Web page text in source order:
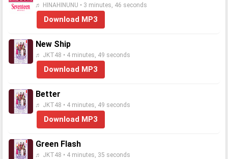
♬ HINAHINUNU • 3 minutes, 46 seconds
Download MP3
New Ship
♬ JKT48 • 4 minutes, 49 seconds
Download MP3
Better
♬ JKT48 • 4 minutes, 49 seconds
Download MP3
Green Flash
♬ JKT48 • 4 minutes, 35 seconds